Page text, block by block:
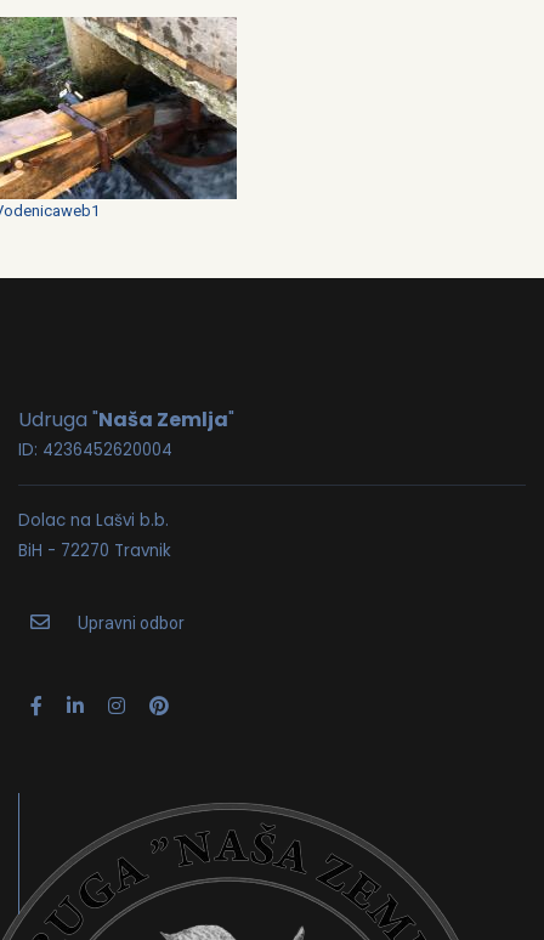
Udruga "Naša Zemlja"
ID: 4236452620004
Dolac na Lašvi b.b.
BiH - 72270 Travnik
Upravni odbor